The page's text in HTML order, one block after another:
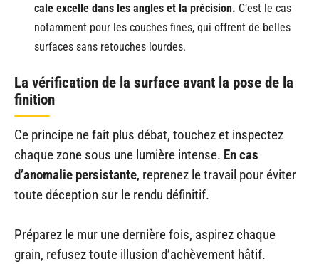
cale excelle dans les angles et la précision. C’est le cas
notamment pour les couches fines, qui offrent de belles
surfaces sans retouches lourdes.
La vérification de la surface avant la pose de la
finition
Ce principe ne fait plus débat, touchez et inspectez
chaque zone sous une lumière intense. En cas
d’anomalie persistante, reprenez le travail pour éviter
toute déception sur le rendu définitif.
Préparez le mur une dernière fois, aspirez chaque
grain, refusez toute illusion d’achèvement hâtif.